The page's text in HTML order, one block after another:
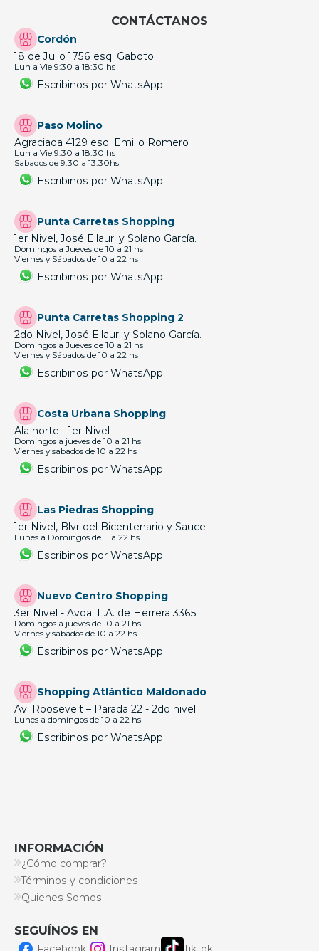
CONTÁCTANOS
Cordón
18 de Julio 1756 esq. Gaboto
Lun a Vie 9:30 a 18:30 hs
Escribinos por WhatsApp
Paso Molino
Agraciada 4129 esq. Emilio Romero
Lun a Vie 9:30 a 18:30 hs
Sabados de 9:30 a 13:30hs
Escribinos por WhatsApp
Punta Carretas Shopping
1er Nivel, José Ellauri y Solano García.
Domingos a Jueves de 10 a 21 hs
Viernes y Sábados de 10 a 22 hs
Escribinos por WhatsApp
Punta Carretas Shopping 2
2do Nivel, José Ellauri y Solano García.
Domingos a Jueves de 10 a 21 hs
Viernes y Sábados de 10 a 22 hs
Escribinos por WhatsApp
Costa Urbana Shopping
Ala norte - 1er Nivel
Domingos a jueves de 10 a 21 hs
Viernes y sabados de 10 a 22 hs
Escribinos por WhatsApp
Las Piedras Shopping
1er Nivel, Blvr del Bicentenario y Sauce
Lunes a Domingos de 11 a 22 hs
Escribinos por WhatsApp
Nuevo Centro Shopping
3er Nivel - Avda. L.A. de Herrera 3365
Domingos a jueves de 10 a 21 hs
Viernes y sabados de 10 a 22 hs
Escribinos por WhatsApp
Shopping Atlántico Maldonado
Av. Roosevelt – Parada 22 - 2do nivel
Lunes a domingos de 10 a 22 hs
Escribinos por WhatsApp
INFORMACIÓN
¿Cómo comprar?
Términos y condiciones
Quienes Somos
SEGUÍNOS EN